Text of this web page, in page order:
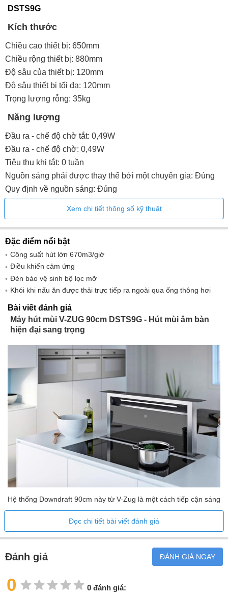
DSTS9G
Kích thước
Chiều cao thiết bị: 650mm
Chiều rộng thiết bị: 880mm
Độ sâu của thiết bị: 120mm
Độ sâu thiết bị tối đa: 120mm
Trọng lượng rỗng: 35kg
Năng lượng
Đầu ra - chế độ chờ tắt: 0,49W
Đầu ra - chế độ chờ: 0,49W
Tiêu thụ khi tắt: 0 tuần
Nguồn sáng phải được thay thế bởi một chuyên gia: Đúng
Quy định về nguồn sáng: Đúng
Tiêu thụ năng lượng hàng năm: 62,1 kWh
Đánh giá hiệu quả chiếu sáng: MỘT
Hiệu suất động lực học chất lỏng: 27,1
Xếp hạng hiệu suất động lực học chất lỏng: B
Loại kết nối (1): 220-240V~
Công suất chiếu sáng danh nghĩa (số lượng x W): 1 x 6W
Tần số (1): 50Hz
Tải kết nối (1): 0,28kW
Bảo vệ cầu chì (1): 10A
Loại phích cắm: CH Loại 12
Cáp kết nối: 1,5
Xem chi tiết thông số kỹ thuật
Đặc điểm nổi bật
Công suất hút lớn 670m3/giờ
Điều khiển cảm ứng
Đèn báo vệ sinh bộ lọc mỡ
Khói khi nấu ăn được thải trực tiếp ra ngoài qua ống thông hơi
Bài viết đánh giá
Máy hút mùi V-ZUG 90cm DSTS9G - Hút mùi âm bàn
hiện đại sang trọng
Hệ thống Downdraft 90cm này từ V-Zug là một cách tiếp cận sáng
tạo và độc đáo đối với máy hút mùi và hút khí. Khi không sử
dụng, thiết bị này được đặt kín đáo trong mặt bàn bếp của bạn để
mang lại vẻ ngoài bóng bẩy, hợp lý cho căn bếp. Có thể dễ dàng
nâng lên bất cứ khi nào cần và loại bỏ hiệu quả khói, khói và mùi
hôi từ quá trình nấu nướng của bạn, rất gần nguồn. Điều này giúp
bạn có một môi trường không khí trong bếp sạch sẽ và lành
mạnh. Tốc độ luồng khí tối đa mạnh mẽ là 670m3/giờ đảm bảo
Đọc chi tiết bài viết đánh giá
Đánh giá ĐÁNH GIÁ NGAY
0 0 đánh giá: